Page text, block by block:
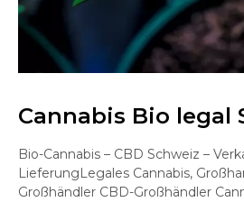
Cannabis Bio legal
Bio-Cannabis – CBD Schweiz –
LieferungLegales Cannabis,
Großhändler CBD-Großhändler